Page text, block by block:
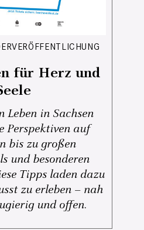
für Herz und
Leben in Sachsen
Perspektiven auf
bis zu großen
und besonderen
Tipps laden dazu
zu erleben – nah
und offen.